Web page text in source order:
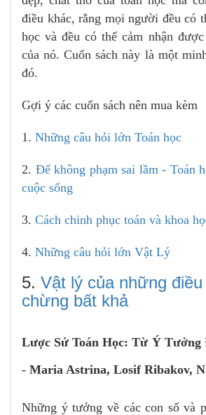
điều khác, rằng mọi người đều có
học và đều có thể cảm nhận
của nó. Cuốn sách này là một
đó.
Gợi ý các cuốn sách nên mua kèm
1. Những câu hỏi lớn Toán học
2. Để không phạm sai lầm - Toán
cuộc sống
3. Cách chinh phục toán và khoa
4. Những câu hỏi lớn Vật Lý
5. Vật lý của những
chừng bất khả
Lược Sử Toán Học: Từ Ý Tưởng
- Maria Astrina, Losif Ribakov,
Những ý tưởng về các con số và